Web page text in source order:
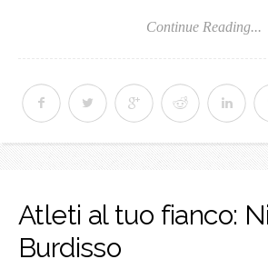
Continue Reading...
Atleti al tuo fianco:
Burdisso